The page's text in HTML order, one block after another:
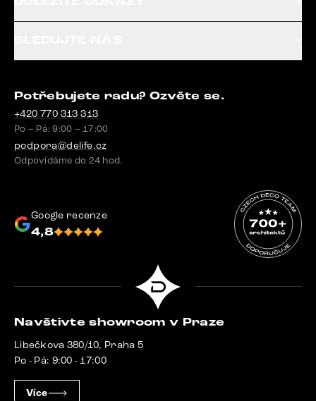
Potřebujete radu? Ozvěte se.
+420 770 313 313
Po – Pá: 9:00 – 17:00
podpora@delife.cz
Odpovídáme do 24 hod.
Google recenze
4,8
Navštivte showroom v Praze
Libečkova 380/10, Praha 5
Po - Pá: 9:00 - 17:00
Více